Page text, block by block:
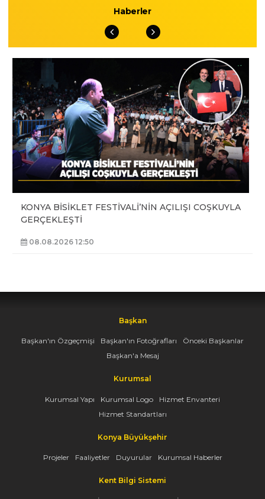
Haberler
KONYA BİSİKLET FESTİVALİ’NİN AÇILIŞI COŞKUYLA
GERÇEKLEŞTİ
08.08.2026 12:50
Başkan
Başkan'ın Özgeçmişi Başkan'ın Fotoğrafları
Önceki Başkanlar
Başkan'a Mesaj
Kurumsal
Kurumsal Yapı Kurumsal Logo
Hizmet Envanteri
Hizmet Standartları
Konya Büyükşehir
Projeler Faaliyetler Duyurular Kurumsal Haberler
Kent Bilgi Sistemi